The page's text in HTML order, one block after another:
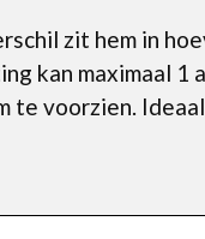
zit hem in
kan maximaal
te voorzien.